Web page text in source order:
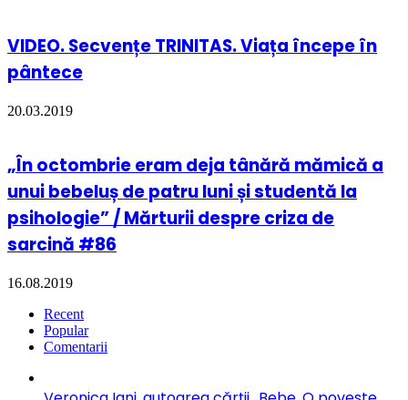
VIDEO. Secvențe TRINITAS. Viața începe în
pântece
20.03.2019
„În octombrie eram deja tânără mămică a
unui bebeluș de patru luni și studentă la
psihologie” / Mărturii despre criza de
sarcină #86
16.08.2019
Recent
Popular
Comentarii